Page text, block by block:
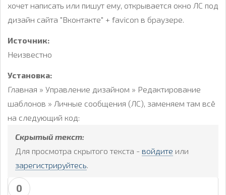
хочет написать или пишут ему, открывается окно ЛС под
дизайн сайта "Вконтакте" + favicon в браузере.
Источник:
Неизвестно
Установка:
Главная » Управление дизайном » Редактирование
шаблонов » Личные сообщения (ЛС), заменяем там всё
на следующий код:
Скрытый текст:
Для просмотра скрытого текста - войдите или
зарегистрируйтесь.
0